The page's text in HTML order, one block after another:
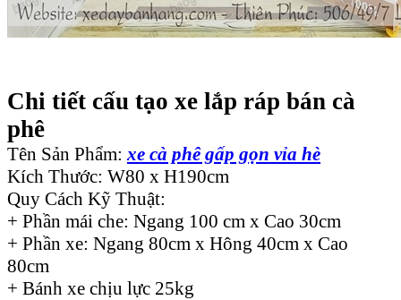
Chi tiết cấu tạo xe lắp ráp bán cà
phê
Tên Sản Phẩm:xe cà phê gấp gọn vỉa hè
Kích Thước: W80 x H190cm
Quy Cách Kỹ Thuật:
+ Phần mái che: Ngang 100 cm x Cao 30cm
+ Phần xe: Ngang 80cm x Hông 40cm x Cao
80cm
+ Bánh xe chịu lực 25kg